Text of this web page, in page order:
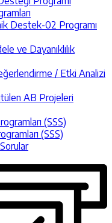
Destek-02 Programı
ve Dayanıklılık
/ Etki Analizi
AB Projeleri
(SSS)
(SSS)